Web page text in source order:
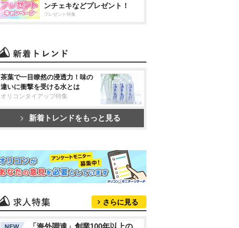
ンチェキなどプレゼント！
プレゼント特集
茶葉で一目瞭然の浸透力！味の
違いに衝撃を受ける水とは
オリコンタイアップ特集
新着トレンドをもっと見る
さらに見る
「海外調達」創業100年以上の